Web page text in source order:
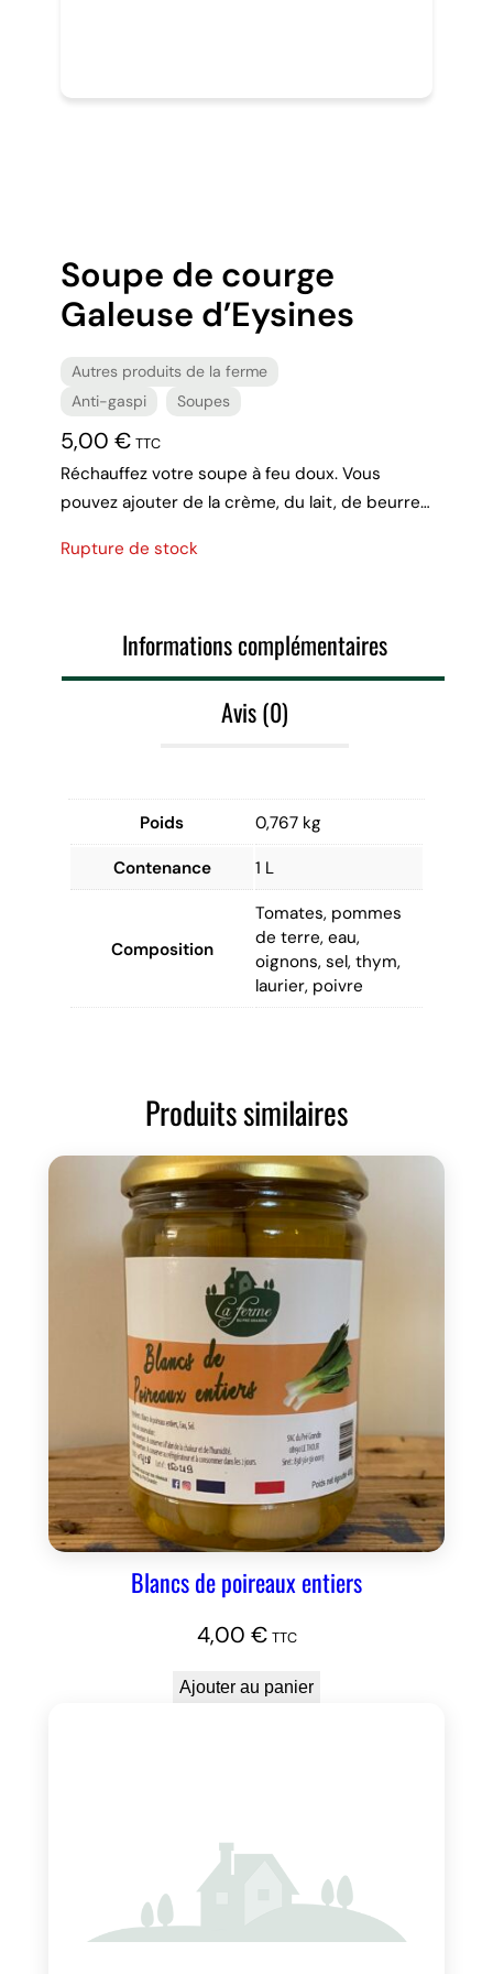
Soupe de courge
Galeuse d’Eysines
Autres produits de la ferme
Anti-gaspi
Soupes
5,00 € TTC
Réchauffez votre soupe à feu doux. Vous
pouvez ajouter de la crème, du lait, de beurre…
Rupture de stock
Informations complémentaires
Avis (0)
Poids 0,767 kg
Contenance 1 L
Composition
Tomates, pommes
de terre, eau,
oignons, sel, thym,
laurier, poivre
Produits similaires
Blancs de poireaux entiers
4,00 € TTC
Ajouter au panier